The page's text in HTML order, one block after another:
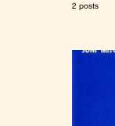
2 posts